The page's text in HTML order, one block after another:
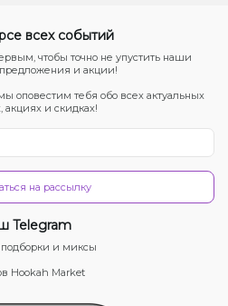
всех событий
чтобы точно не упустить наши
и акции!
оповестим тебя обо всех актуальных
акциях и скидках!
на рассылку
Telegram
подборки и миксы
Hookah Market